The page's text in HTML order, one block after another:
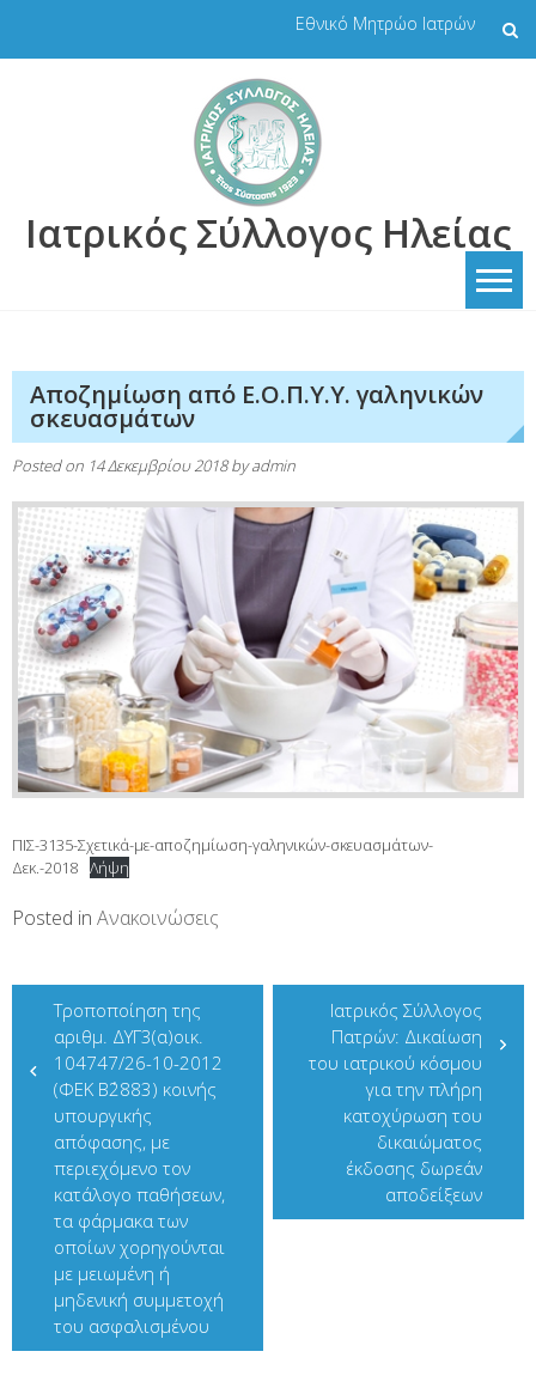
Εθνικό Μητρώο Ιατρών
Ιατρικός Σύλλογος Ηλείας
Αποζημίωση από Ε.Ο.Π.Υ.Υ. γαληνικών
σκευασμάτων
Posted on 14 Δεκεμβρίου 2018byadmin
ΠΙΣ-3135-Σχετικά-με-αποζημίωση-γαληνικών-σκευασμάτων-
Δεκ.-2018 Λήψη
Posted in Ανακοινώσεις
Πλοήγηση
άρθρων
Τροποποίηση της
αριθμ. ΔΥΓ3(α)οικ.
104747/26-10-2012
(ΦΕΚ Β΄2883) κοινής
υπουργικής
απόφασης, με
περιεχόμενο τον
κατάλογο παθήσεων,
τα φάρμακα των
οποίων χορηγούνται
με μειωμένη ή
μηδενική συμμετοχή
του ασφαλισμένου
Ιατρικός Σύλλογος
Πατρών: Δικαίωση
του ιατρικού κόσμου
για την πλήρη
κατοχύρωση του
δικαιώματος
έκδοσης δωρεάν
αποδείξεων